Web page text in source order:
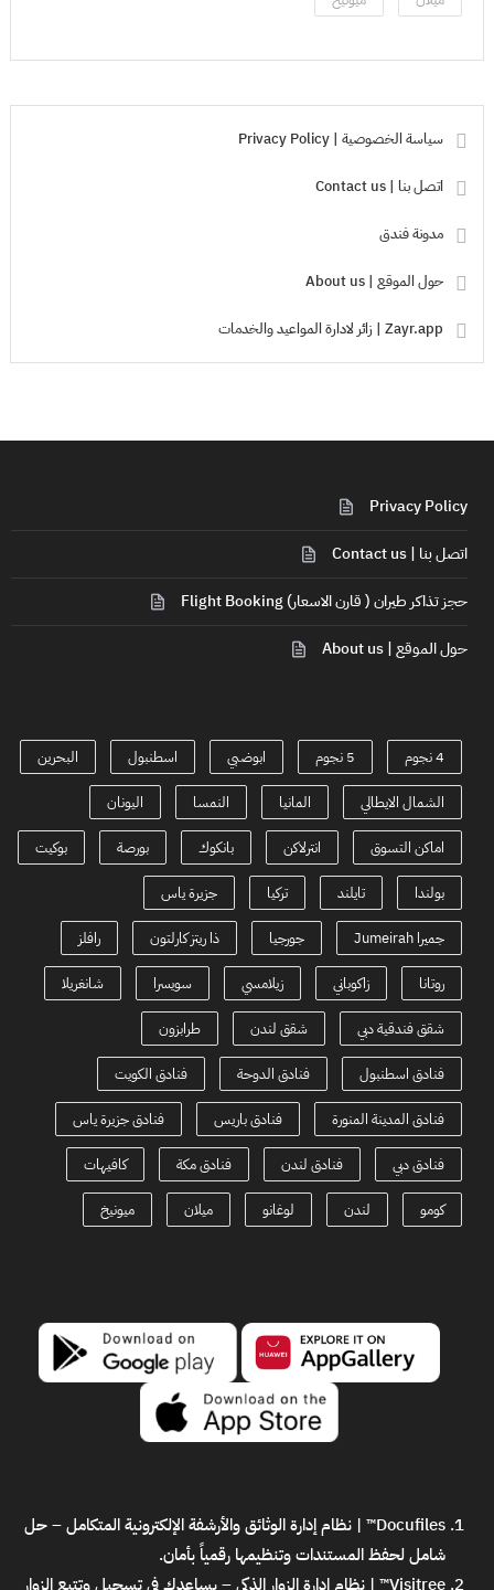
سياسة الخصوصية | Privacy Policy
اتصل بنا | Contact us
مدونة فندق
حول الموقع | About us
Zayr.app | زائر لادارة المواعيد والخدمات
Privacy Policy
اتصل بنا | Contact us
حجز تذاكر طيران ( قارن الاسعار) Flight Booking
حول الموقع | About us
4 نجوم 5 نجوم ابوضبي اسطنبول البحرين
الشمال الايطالي المانيا النمسا اليونان
اماكن التسوق انترلاكن بانكوك بورصة بوكيت
بولندا تايلند تركيا جزيرة ياس
جميرا Jumeirah جورجيا ذا ريتز كارلتون رافلز
روتانا زاكوباني زيلامسي سويسرا شانغريلا
شقق فندقية دبي شقق لندن طرابزون
فنادق اسطنبول فنادق الدوحة فنادق الكويت
فنادق المدينة المنورة فنادق باريس فنادق جزيرة ياس
فنادق دبي فنادق لندن فنادق مكة كافيهات
كومو لندن لوغانو ميلان ميونيخ
Docufiles™ | نظام إدارة الوثائق والأرشفة الإلكترونية المتكامل
– حل
شامل لحفظ المستندات وتنظيمها رقمياً بأمان.
Visitree™ | نظام إدارة الزوار الذكي
– يساعدك في تسجيل وتتبع الزوار